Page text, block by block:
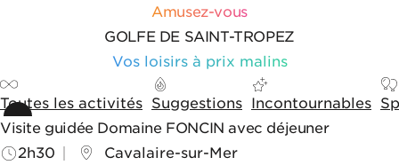
Panneau de gestion des cookies
Aller aux outils de navigation
Amusez-vous
GOLFE DE SAINT-TROPEZ
Vos loisirs à prix malins
Toutes les activités Suggestions Incontournables
Visite guidée Domaine FONCIN avec déjeuner
2h30
Cavalaire-sur-Mer